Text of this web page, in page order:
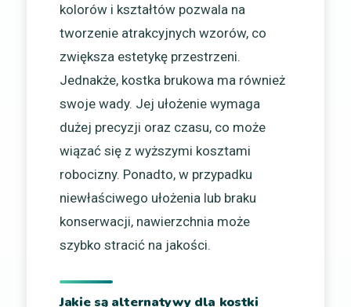
kolorów i kształtów pozwala na
tworzenie atrakcyjnych wzorów, co
zwiększa estetykę przestrzeni.
Jednakże, kostka brukowa ma również
swoje wady. Jej ułożenie wymaga
dużej precyzji oraz czasu, co może
wiązać się z wyższymi kosztami
robocizny. Ponadto, w przypadku
niewłaściwego ułożenia lub braku
konserwacji, nawierzchnia może
szybko stracić na jakości.
Jakie są alternatywy dla kostki